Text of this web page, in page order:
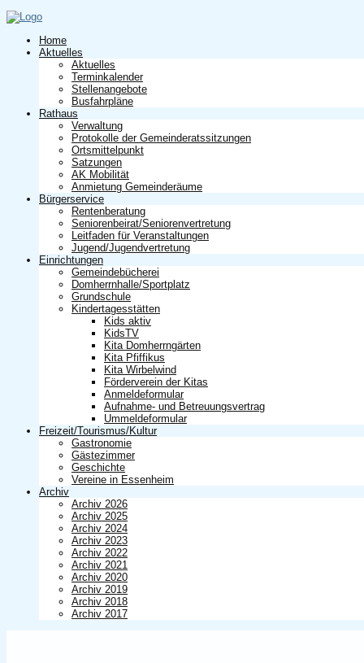
Home
Aktuelles
Aktuelles
Terminkalender
Stellenangebote
Busfahrpläne
Rathaus
Verwaltung
Protokolle der Gemeinderatssitzungen
Ortsmittelpunkt
Satzungen
AK Mobilität
Anmietung Gemeinderäume
Bürgerservice
Rentenberatung
Seniorenbeirat/Seniorenvertretung
Leitfaden für Veranstaltungen
Jugend/Jugendvertretung
Einrichtungen
Gemeindebücherei
Domherrnhalle/Sportplatz
Grundschule
Kindertagesstätten
Kids aktiv
KidsTV
Kita Domherrngärten
Kita Pfiffikus
Kita Wirbelwind
Förderverein der Kitas
Anmeldeformular
Aufnahme- und Betreuungsvertrag
Ummeldeformular
Freizeit/Tourismus/Kultur
Gastronomie
Gästezimmer
Geschichte
Vereine in Essenheim
Archiv
Archiv 2026
Archiv 2025
Archiv 2024
Archiv 2023
Archiv 2022
Archiv 2021
Archiv 2020
Archiv 2019
Archiv 2018
Archiv 2017